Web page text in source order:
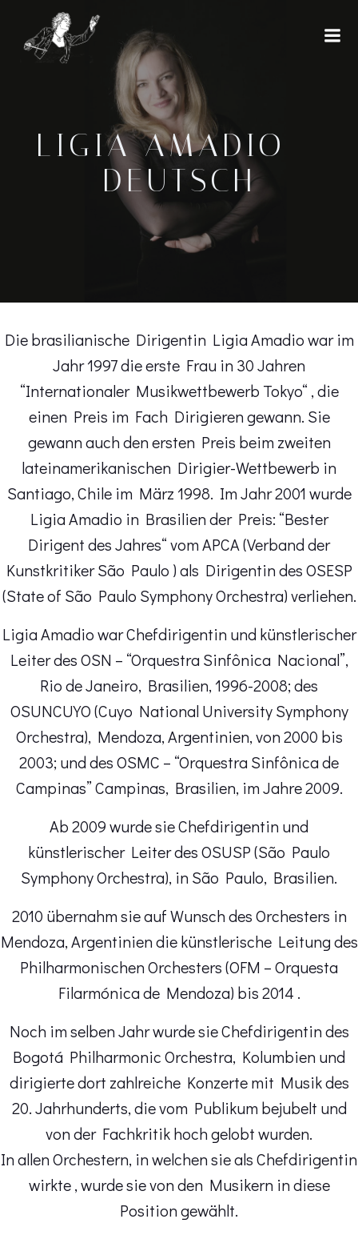
LIGIA AMADIO –
DEUTSCH
Die brasilianische Dirigentin Ligia Amadio war im
Jahr 1997 die erste Frau in 30 Jahren
“Internationaler Musikwettbewerb Tokyo“ , die
einen Preis im Fach Dirigieren gewann. Sie
gewann auch den ersten Preis beim zweiten
lateinamerikanischen Dirigier-Wettbewerb in
Santiago, Chile im März 1998. Im Jahr 2001 wurde
Ligia Amadio in Brasilien der Preis: “Bester
Dirigent des Jahres“ vom APCA (Verband der
Kunstkritiker São Paulo ) als Dirigentin des OSESP
(State of São Paulo Symphony Orchestra) verliehen.
Ligia Amadio war Chefdirigentin und künstlerischer
Leiter des OSN – “Orquestra Sinfônica Nacional”,
Rio de Janeiro, Brasilien, 1996-2008; des
OSUNCUYO (Cuyo National University Symphony
Orchestra), Mendoza, Argentinien, von 2000 bis
2003; und des OSMC – “Orquestra Sinfônica de
Campinas” Campinas, Brasilien, im Jahre 2009.
Ab 2009 wurde sie Chefdirigentin und
künstlerischer Leiter des OSUSP (São Paulo
Symphony Orchestra), in São Paulo, Brasilien.
2010 übernahm sie auf Wunsch des Orchesters in
Mendoza, Argentinien die künstlerische Leitung des
Philharmonischen Orchesters (OFM – Orquesta
Filarmónica de Mendoza) bis 2014 .
Noch im selben Jahr wurde sie Chefdirigentin des
Bogotá Philharmonic Orchestra, Kolumbien und
dirigierte dort zahlreiche Konzerte mit Musik des
20. Jahrhunderts, die vom Publikum bejubelt und
von der Fachkritik hoch gelobt wurden.
In allen Orchestern, in welchen sie als Chefdirigentin
wirkte , wurde sie von den Musikern in diese
Position gewählt.